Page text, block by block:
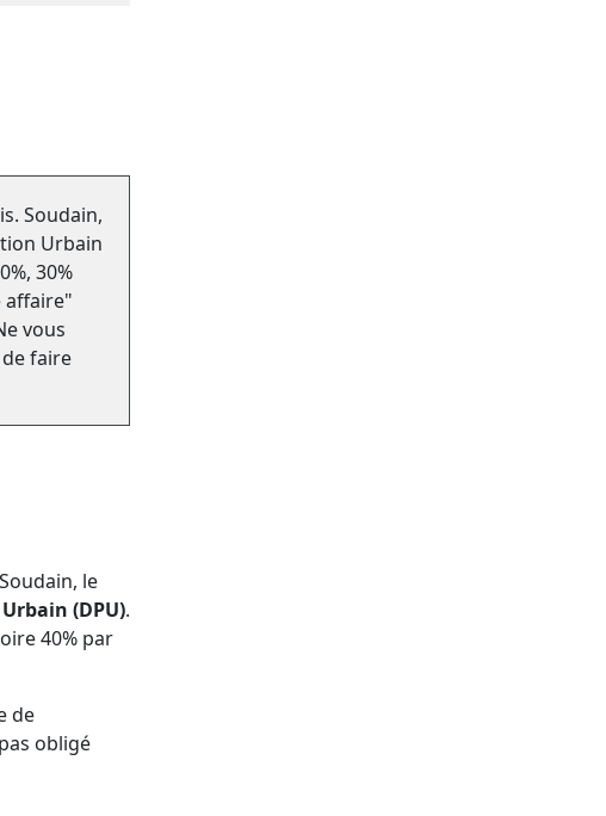
Soudain,
Urbain
30%
affaire"
vous
faire
le
(DPU).
40% par
de
obligé